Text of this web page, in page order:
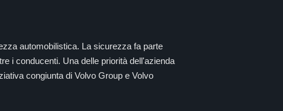
automobilistica. La sicurezza fa parte
i conducenti. Una delle priorità dell'azienda
congiunta di Volvo Group e Volvo